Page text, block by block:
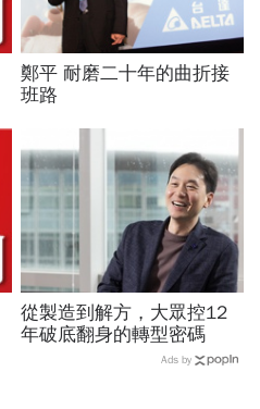
鄭平 耐磨二十年的曲折接
班路
從製造到解方，大眾控12
年破底翻身的轉型密碼
Ads by